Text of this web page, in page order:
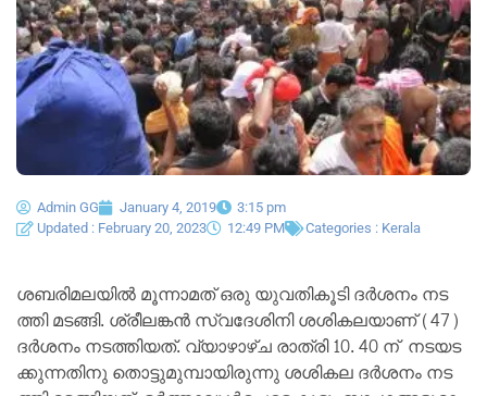
Admin GG January 4, 2019
3:15 pm
Updated : February 20, 2023
12:49 PM Categories : Kerala
ശ​ബ​രി​മ​ല​യി​ൽ മൂന്നാമത് ഒ​രു യു​വ​തി​കൂ​ടി ദ​ർ​ശ​നം ന​ട​
ത്തി മ​ട​ങ്ങി. ശ്രീ​ല​ങ്ക​ൻ സ്വ​ദേ​ശി​നി ശ​ശി​ക​ല​യാ​ണ് (47)
ദ​ർ​ശ​നം ന​ട​ത്തി​യ​ത്. വ്യാ​ഴാ​ഴ്ച രാ​ത്രി 10. 40 ന് ​ ന​ട‍​യ​ട​
ക്കു​ന്ന​തി​നു തൊ​ട്ടു​മു​മ്പാ​യി​രു​ന്നു ശ​ശി​ക​ല ദ​ർ​ശ​നം ന​ട​